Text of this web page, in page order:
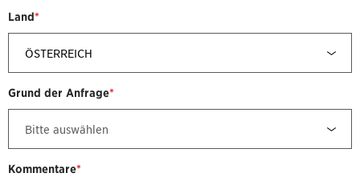
Land*
Grund der Anfrage*
Kommentare*